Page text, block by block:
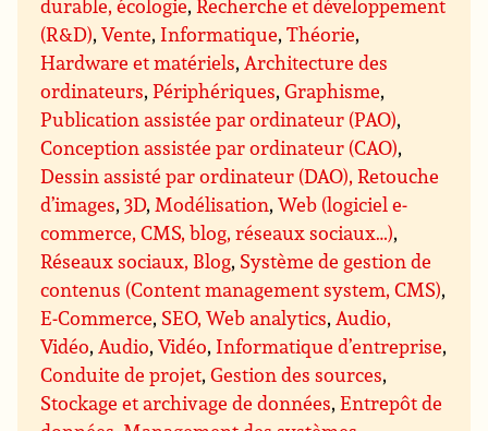
(R&D),Vente, Informatique,Théorie,
Hardware et matériels, Architecture des
ordinateurs,Périphériques,Graphisme,
Publication assistée par ordinateur (PAO),
Conception assistée par ordinateur (CAO),
Dessin assisté par ordinateur (DAO), Retouche
d’images,3D, Modélisation,Web (logiciel e-
commerce, CMS, blog, réseaux sociaux…),
Réseaux sociaux, Blog, Système de gestion de
contenus (Content management system, CMS),
E-Commerce, SEO, Web analytics, Audio,
Vidéo, Audio,Vidéo, Informatique d’entreprise,
Conduite de projet,Gestion des sources,
Stockage et archivage de données,Entrepôt de